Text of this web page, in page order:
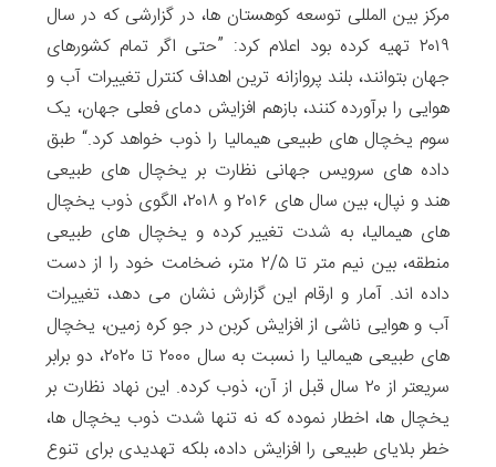
مرکز بین المللی توسعه کوهستان ها، در گزارشی که در سال
۲۰۱۹ تهیه کرده بود اعلام کرد: ”حتی اگر تمام کشورهای
جهان بتوانند، بلند پروازانه ترین اهداف کنترل تغییرات آب و
هوایی را برآورده کنند، بازهم افزایش دمای فعلی جهان، یک
سوم یخچال های طبیعی هیمالیا را ذوب خواهد کرد.“ طبق
داده های سرویس جهانی نظارت بر یخچال های طبیعی
هند و نپال، بین سال های ۲۰۱۶ و ۲۰۱۸، الگوی ذوب یخچال
های هیمالیا، به شدت تغییر کرده و یخچال های طبیعی
منطقه، بین نیم متر تا ۲/۵ متر، ضخامت خود را از دست
داده اند. آمار و ارقام این گزارش نشان می دهد، تغییرات
آب و هوایی ناشی از افزایش کربن در جو کره زمین، یخچال
های طبیعی هیمالیا را نسبت به سال ۲۰۰۰ تا ۲۰۲۰، دو برابر
سریعتر از ۲۰ سال قبل از آن، ذوب کرده. این نهاد نظارت بر
یخچال ها، اخطار نموده که نه تنها شدت ذوب یخچال ها،
خطر بلایای طبیعی را افزایش داده، بلکه تهدیدی برای تنوع